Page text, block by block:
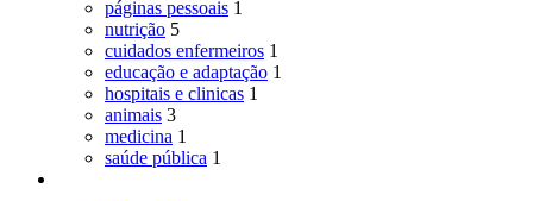
páginas pessoais 1
nutrição 5
cuidados enfermeiros 1
educação e adaptação 1
hospitais e clinicas 1
animais 3
medicina 1
saúde pública 1